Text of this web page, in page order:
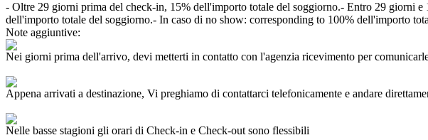
- Oltre 29 giorni prima del check-in, 15% dell'importo totale del soggiorno.- Entro 29 giorni e
dell'importo totale del soggiorno.- In caso di no show: corresponding to 100% dell'importo
Note aggiuntive:
Nei giorni prima dell'arrivo, devi metterti in contatto con l'agenzia ricevimento per
Appena arrivati a destinazione, Vi preghiamo di contattarci telefonicamente e andare
Nelle basse stagioni gli orari di Check-in e Check-out sono flessibili